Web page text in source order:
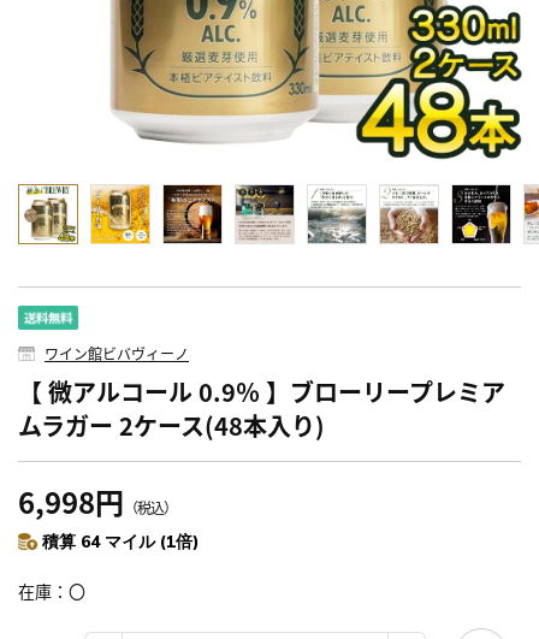
ワイン館ビバヴィーノ
【 微アルコール 0.9％ 】ブローリープレミア
ムラガー 2ケース(48本入り)
6,998円 （税込）
積算 64 マイル (1倍)
在庫 〇